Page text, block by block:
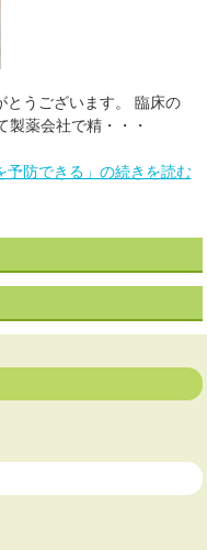
とうございます。 臨床の
製薬会社で精・・・
予防できる」の続きを読む